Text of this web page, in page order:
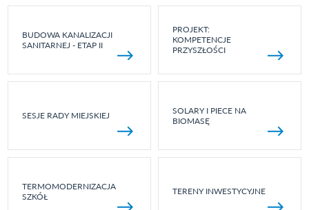
BUDOWA KANALIZACJI
SANITARNEJ - ETAP II
PROJEKT:
KOMPETENCJE
PRZYSZŁOŚCI
SESJE RADY MIEJSKIEJ
SOLARY I PIECE NA
BIOMASĘ
TERMOMODERNIZACJA
SZKÓŁ
TERENY INWESTYCYJNE